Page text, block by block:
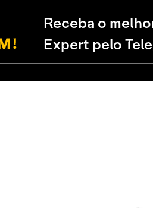
Receba o
Expert pelo